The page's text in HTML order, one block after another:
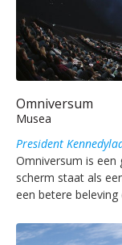
Omniversum
Musea
President
Omniversum is een
scherm staat als
een betere